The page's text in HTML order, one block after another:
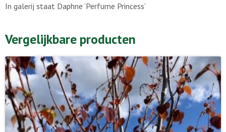
In galerij staat Daphne ‘Perfume Princess’
Vergelijkbare producten